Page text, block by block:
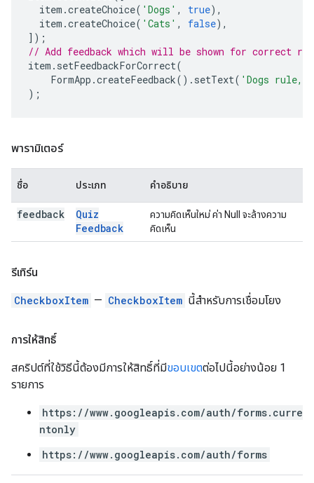
item .createChoice( 'Dogs' , true),
item .createChoice( 'Cats' , false),
]);
// Add feedback which will be shown for correct
item . setFeedbackForCorrect(
FormApp .createFeedback(). setText( 'Dogs rule,
);
พารามิเตอร์
ชื่อ ประเภท คำอธิบาย
feedback
Quiz
Feedback
ความคิดเห็นใหม่ ค่า Null จะล้างความ
คิดเห็น
รีเทิร์น
CheckboxItem — CheckboxItem นี้สำหรับการเชื่อมโยง
การให้สิทธิ์
สคริปต์ที่ใช้วิธีนี้ต้องมีการให้สิทธิ์ที่มีขอบเขตต่อไปนี้อย่างน้อย 1
รายการ
https://www.googleapis.com/auth/forms.curre
ntonly
https://www.googleapis.com/auth/forms